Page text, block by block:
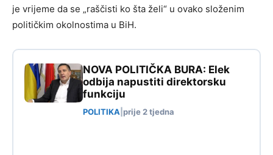
je vrijeme da se „raščisti ko šta želi“ u ovako složenim
političkim okolnostima u BiH.
NOVA POLITIČKA BURA: Elek
odbija napustiti direktorsku
funkciju
POLITIKA prije 2 tjedna